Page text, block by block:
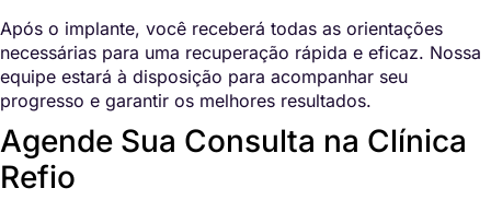
Após o implante, você receberá todas as orientações
necessárias para uma recuperação rápida e eficaz. Nossa
equipe estará à disposição para acompanhar seu
progresso e garantir os melhores resultados.
Agende Sua Consulta na Clínica
Refio